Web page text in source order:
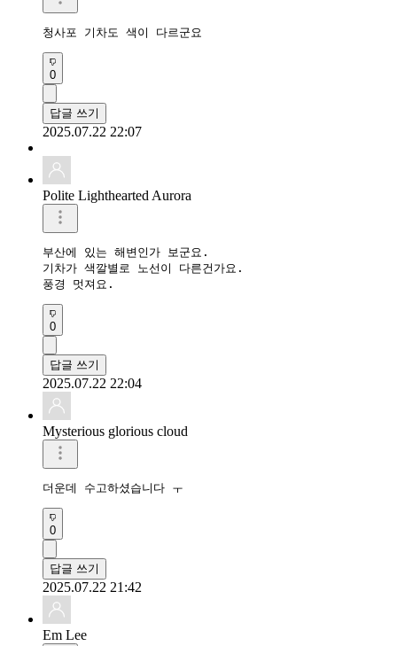
청사포 기차도 색이 다르군요
0
답글 쓰기
2025.07.22 22:07
Polite Lighthearted Aurora
부산에 있는 해변인가 보군요.
기차가 색깔별로 노선이 다른건가요.
풍경 멋져요.
0
답글 쓰기
2025.07.22 22:04
Mysterious glorious cloud
더운데 수고하셨습니다 ㅜ
0
답글 쓰기
2025.07.22 21:42
Em Lee